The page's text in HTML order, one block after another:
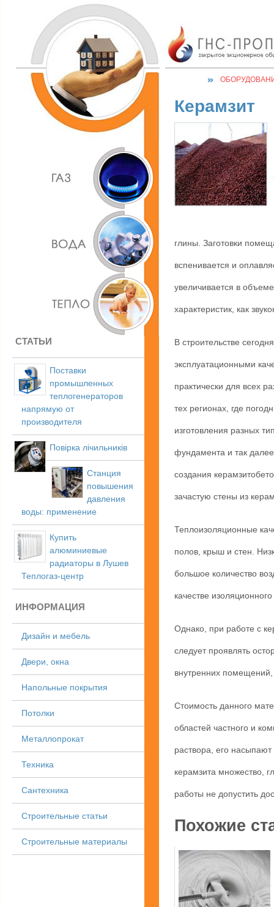
СТАТЬИ
Поставки
промышленных
теплогенераторов
напрямую от
производителя
Повірка лічильників
Станция
повышения
давления
воды: применение
Купить
алюминиевые
радиаторы в Лушев
Теплогаз-центр
ИНФОРМАЦИЯ
Дизайн и мебель
Двери, окна
Напольные покрытия
Потолки
Металлопрокат
Техника
Сантехника
Строительные статьи
Строительные материалы
Керамзит
глины. Заготовки
вспенивается и
увеличивается в
характеристик, как
В строительстве
эксплуатационными
практически для всех
тех регионах, где
изготовления разных
фундамента и так
создания
зачастую стены из
Теплоизоляционные
полов, крыш и стен.
большое количество
качестве
Однако, при работе с
следует проявлять
внутренних
Стоимость данного
областей частного и
раствора, его
керамзита множество,
работы не допустить
Похожие